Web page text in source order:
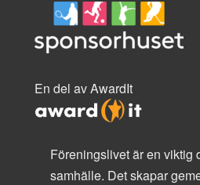
En del av AwardIt
Föreningslivet är en viktig
samhälle. Det skapar